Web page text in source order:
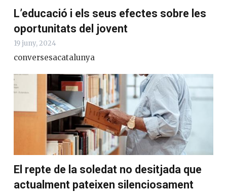
L’educació i els seus efectes sobre les
oportunitats del jovent
19 juny, 2024
conversesacatalunya
El repte de la soledat no desitjada que
actualment pateixen silenciosament